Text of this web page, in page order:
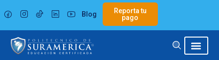
al
contenido
Blog
Reporta tu
pago